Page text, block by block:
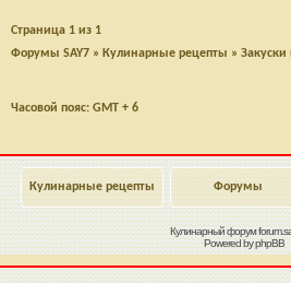
Страница 1 из 1
Форумы SAY7 » Кулинарные рецепты » Закуски
Часовой пояс: GMT + 6
Кулинарные рецепты Форумы
Кулинарный форум
Powered byphpBB